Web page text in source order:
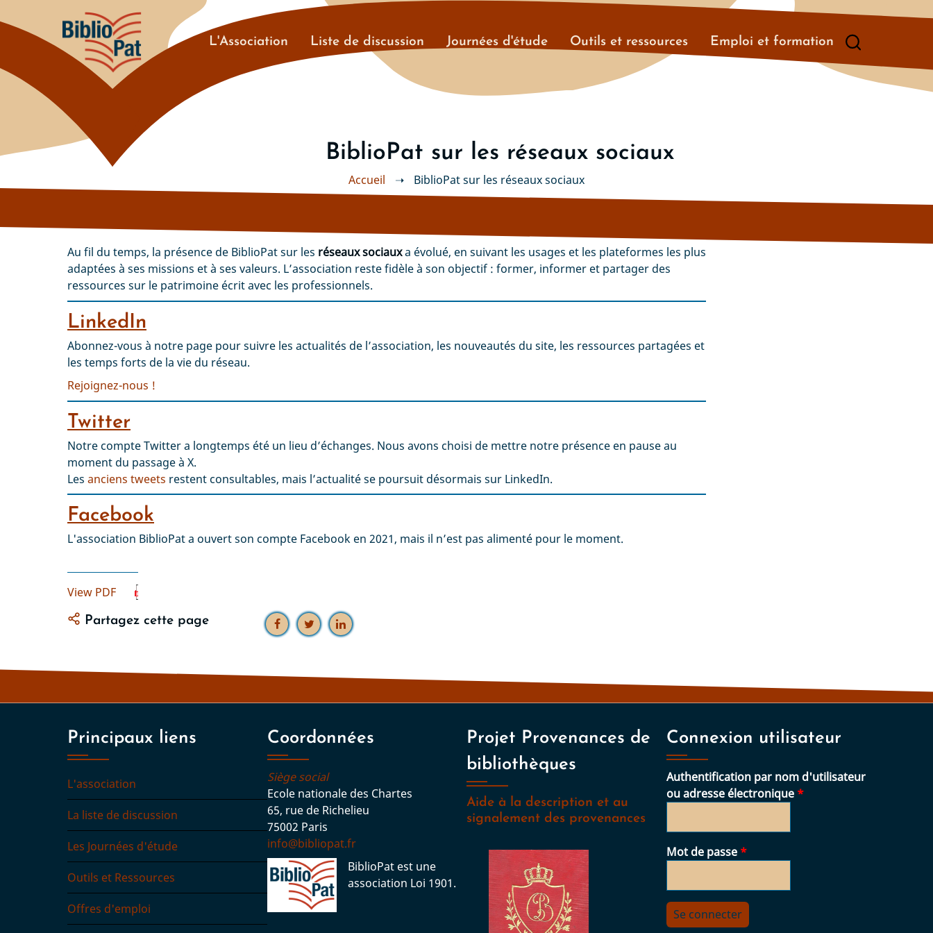
au
contenu
Navigation
principale
L'Association Liste de discussion Journées d'étude Outils et ressources Emploi et formation
BiblioPat sur les réseaux sociaux
Accueil ➝ BiblioPat sur les réseaux sociaux
Au fil du temps, la présence de BiblioPat sur les réseaux sociauxa évolué, en suivant les usages et les plateformes les plus
adaptées à ses missions et à ses valeurs. L’association reste fidèle à son objectif : former, informer et partager des
ressources sur le patrimoine écrit avec les professionnels.
LinkedIn
Abonnez-vous à notre page pour suivre les actualités de l’association, les nouveautés du site, les ressources partagées et
les temps forts de la vie du réseau.
Rejoignez-nous !
Twitter
Notre compte Twitter a longtemps été un lieu d’échanges. Nous avons choisi de mettre notre présence en pause au
moment du passage à X.
Les anciens tweets restent consultables, mais l’actualité se poursuit désormais sur LinkedIn.
Facebook
L'association BiblioPat a ouvert son compte Facebook en 2021, mais il n’est pas alimenté pour le moment.
View PDF
Partagez cette page
Principaux liens
L'association
La liste de discussion
Les Journées d'étude
Outils et Ressources
Offres d'emploi
Coordonnées
Siège social
Ecole nationale des Chartes
65, rue de Richelieu
75002 Paris
info@bibliopat.fr
BiblioPat est une
association Loi 1901.
Projet Provenances de
bibliothèques
Aide à la description et au
signalement des provenances
Connexion utilisateur
Authentification par nom d'utilisateur
ou adresse électronique
Mot de passe